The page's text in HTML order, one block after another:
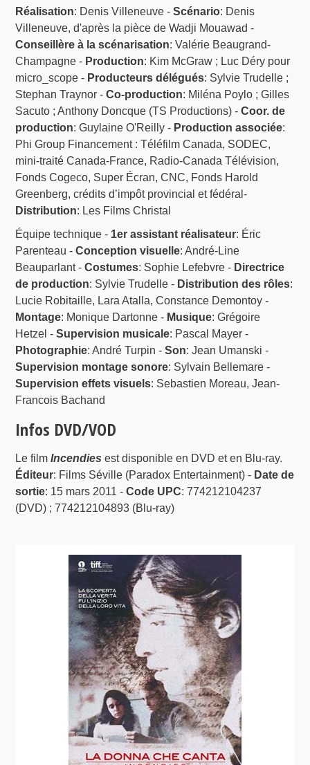
Réalisation: Denis Villeneuve -Scénario: Denis
Villeneuve, d'après la pièce de Wadji Mouawad -
Conseillère à la scénarisation: Valérie Beaugrand-
Champagne - Production: Kim McGraw ; Luc Déry pour
micro_scope - Producteurs délégués: Sylvie Trudelle ;
Stephan Traynor -Co-production: Miléna Poylo ; Gilles
Sacuto ; Anthony Doncque (TS Productions) -Coor. de
production: Guylaine O'Reilly - Production associée:
Phi Group Financement : Téléfilm Canada, SODEC,
mini-traité Canada-France, Radio-Canada Télévision,
Fonds Cogeco, Super Écran, CNC, Fonds Harold
Greenberg, crédits d’impôt provincial et fédéral-
Distribution: Les Films Christal
Équipe technique - 1er assistant réalisateur: Éric
Parenteau -Conception visuelle: André-Line
Beauparlant -Costumes: Sophie Lefebvre - Directrice
de production: Sylvie Trudelle - Distribution des rôles:
Lucie Robitaille, Lara Atalla, Constance Demontoy -
Montage: Monique Dartonne - Musique: Grégoire
Hetzel -Supervision musicale: Pascal Mayer -
Photographie: André Turpin -Son: Jean Umanski -
Supervision montage sonore: Sylvain Bellemare -
Supervision effets visuels: Sebastien Moreau, Jean-
Francois Bachand
Infos DVD/VOD
Le filmIncendies est disponible en DVD et en Blu-ray.
Éditeur: Films Séville (Paradox Entertainment) - Date de
sortie: 15 mars 2011 -Code UPC: 774212104237
(DVD) ; 774212104893 (Blu-ray)